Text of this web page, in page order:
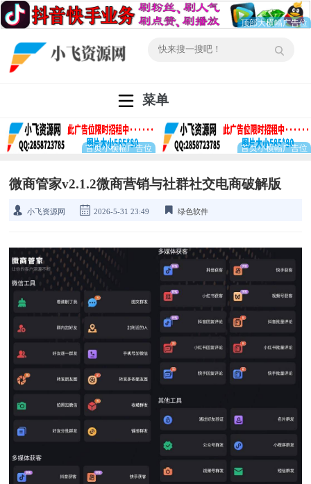
菜单
微商管家v2.1.2微商营销与社群社交电商破解版
小飞资源网 2026-5-31 23:49 绿色软件